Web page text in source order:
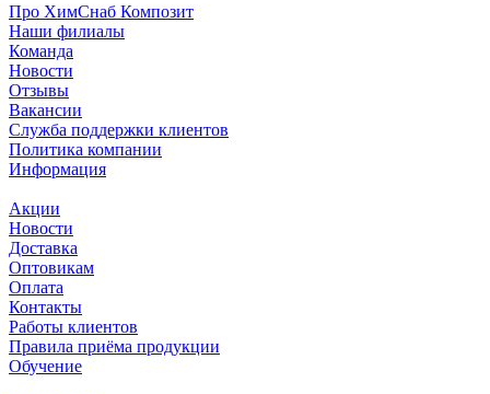
Про ХимСнаб Композит
Наши филиалы
Команда
Новости
Отзывы
Вакансии
Служба поддержки клиентов
Политика компании
Информация
Акции
Новости
Доставка
Оптовикам
Оплата
Контакты
Работы клиентов
Правила приёма продукции
Обучение